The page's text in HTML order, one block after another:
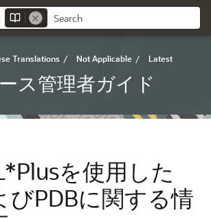
Translations / Not Applicable / Latest
ス管理者ガイド
を使用した
びPDBに関する情